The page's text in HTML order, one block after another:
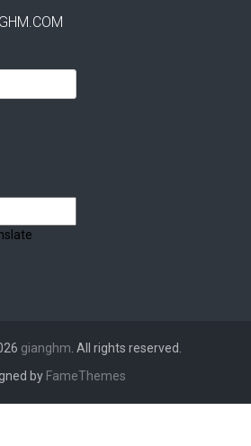
gianghm. All rights reserved.
by FameThemes